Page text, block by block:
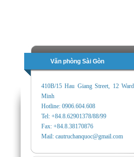
Văn phòng Sài Gòn
410B/15 Hau Giang Street, 12
Minh
Hotline: 0906.604.608
Tel: +84.8.62901378/88/99
Fax: +84.8.38170876
Mail: cautruchanquoc@gmail.com